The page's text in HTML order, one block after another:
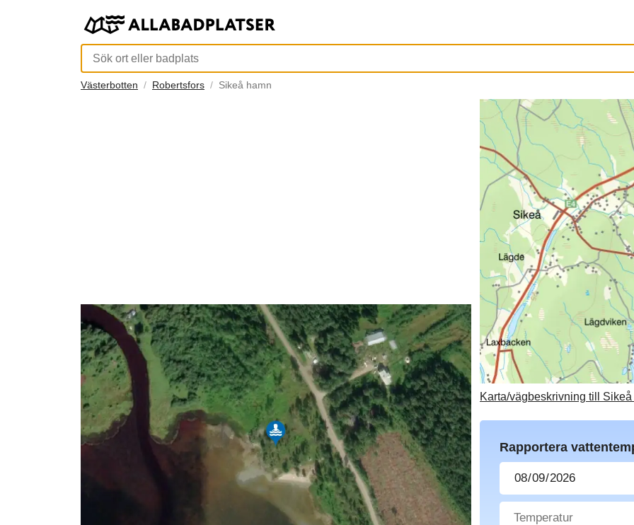
Västerbotten Robertsfors Sikeå hamn
Karta/vägbeskrivning till
Rapportera